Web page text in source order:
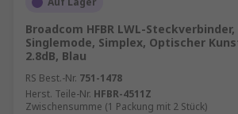
Broadcom HFBR LWL-Steckverbinder,
Singlemode, Simplex, Optischer
2.8dB, Blau
RS Best.-Nr. 751-1478
Herst. Teile-Nr. HFBR-4511Z
Zwischensumme (1 Packung mit 2 Stück)